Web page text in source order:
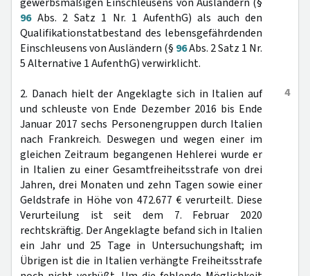
96Abs. 2 Satz 1 Nr. 1 AufenthG) als auch den
Qualifikationstatbestand des lebensgefährdenden
Einschleusens von Ausländern (§ 96Abs. 2 Satz 1 Nr.
5 Alternative 1 AufenthG) verwirklicht.
4
2. Danach hielt der Angeklagte sich in Italien auf
und schleuste von Ende Dezember 2016 bis Ende
Januar 2017 sechs Personengruppen durch Italien
nach Frankreich. Deswegen und wegen einer im
gleichen Zeitraum begangenen Hehlerei wurde er
in Italien zu einer Gesamtfreiheitsstrafe von drei
Jahren, drei Monaten und zehn Tagen sowie einer
Geldstrafe in Höhe von 472.677 € verurteilt. Diese
Verurteilung ist seit dem 7. Februar 2020
rechtskräftig. Der Angeklagte befand sich in Italien
ein Jahr und 25 Tage in Untersuchungshaft; im
Übrigen ist die in Italien verhängte Freiheitsstrafe